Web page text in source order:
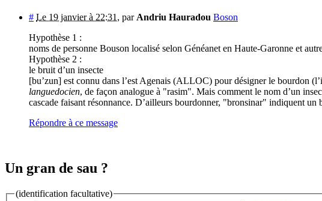
# Le 19 janvier à 22:31 , par Andriu Hauradou Boson
Hypothèse 1 :
noms de personne Bouson localisé selon Généanet en Haute-Garonne et
Hypothèse 2 :
le bruit d’un insecte
[bu’zun] est connu dans l’est Agenais (ALLOC) pour désigner le bourdon
languedocien, de façon analogue à "rasim". Mais comment le nom d’un
cascade faisant résonnance. D’ailleurs bourdonner, "bronsinar" indiquent un
Répondre à ce message
Un gran de sau ?
(identification facultative)